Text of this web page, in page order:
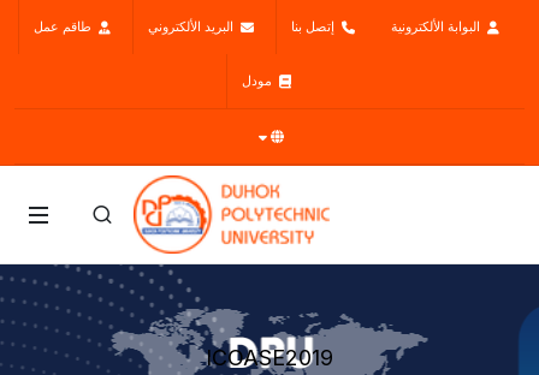
البوابة الألكترونية إتصل بنا البريد الألكتروني طاقم عمل
مودل
ICOASE2019